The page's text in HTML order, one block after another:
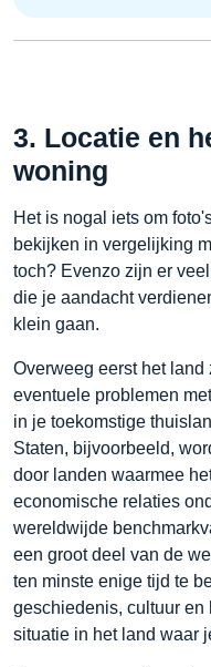
3. Locatie en
woning
Het is nogal iets om
bekijken in vergelijking
toch? Evenzo zijn er
die je aandacht
klein gaan.
Overweeg eerst het
eventuele problemen
in je toekomstige
Staten, bijvoorbeeld,
door landen waarmee
economische relaties
wereldwijde
een groot deel van de
ten minste enige tijd te
geschiedenis, cultuur
situatie in het land waar